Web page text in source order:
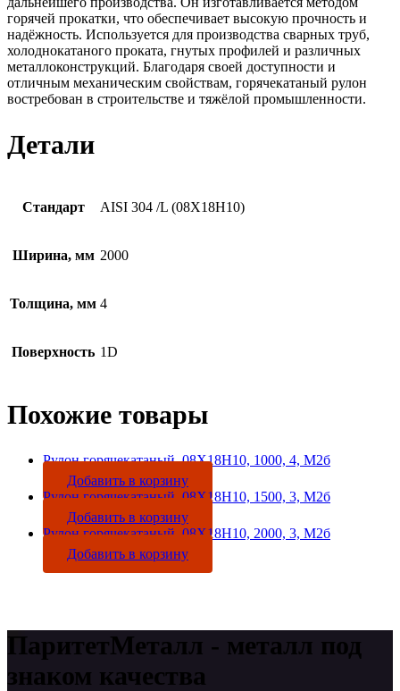
горячей прокатки, что обеспечивает высокую прочность и
надёжность. Используется для производства сварных труб,
холоднокатаного проката, гнутых профилей и различных
металлоконструкций. Благодаря своей доступности и
отличным механическим свойствам, горячекатаный рулон
востребован в строительстве и тяжёлой промышленности.
Детали
Стандарт AISI 304 /L (08Х18Н10)
Ширина, мм 2000
Толщина, мм 4
Поверхность 1D
Похожие товары
Рулон горячекатаный, 08Х18Н10, 1000, 4, М2б
Добавить в корзину
Рулон горячекатаный, 08Х18Н10, 1500, 3, М2б
Добавить в корзину
Рулон горячекатаный, 08Х18Н10, 2000, 3, М2б
Добавить в корзину
ПаритетМеталл - металл под
знаком качества